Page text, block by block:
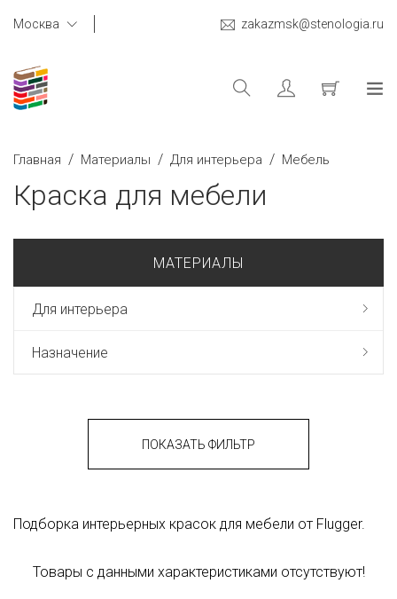
Москва zakazmsk@stenologia.ru
Главная / Материалы / Для интерьера / Мебель
Краска для мебели
МАТЕРИАЛЫ
Для интерьера
Назначение
ПОКАЗАТЬ ФИЛЬТР
Подборка интерьерных красок для мебели от Flugger.
Товары с данными характеристиками отсутствуют!